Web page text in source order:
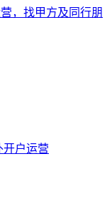
，找甲方及同行朋
开户运营